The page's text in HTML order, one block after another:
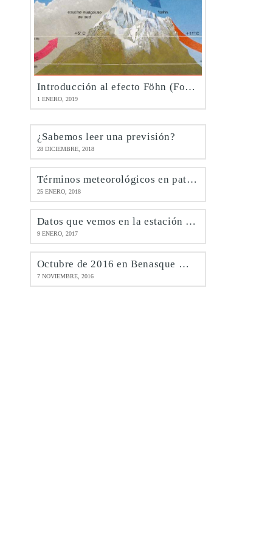
Introducción al efecto Föhn (Foehn)
1 ENERO, 2019
¿Sabemos leer una previsión?
28 DICIEMBRE, 2018
Términos meteorológicos en patués
25 ENERO, 2018
Datos que vemos en la estación de Benasque @meteobenás
9 ENERO, 2017
Octubre de 2016 en Benasque @meteobenás
7 NOVIEMBRE, 2016